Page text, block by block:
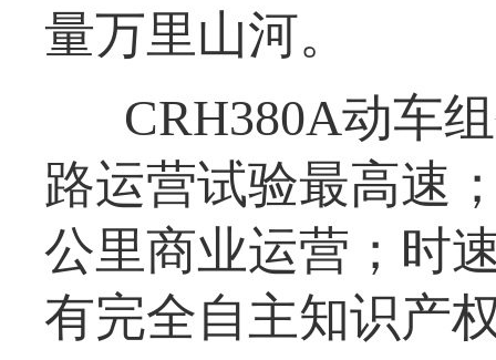
量万里山河。
CRH380A动车
路运营试验最高速
公里商业运营；时
有完全自主知识